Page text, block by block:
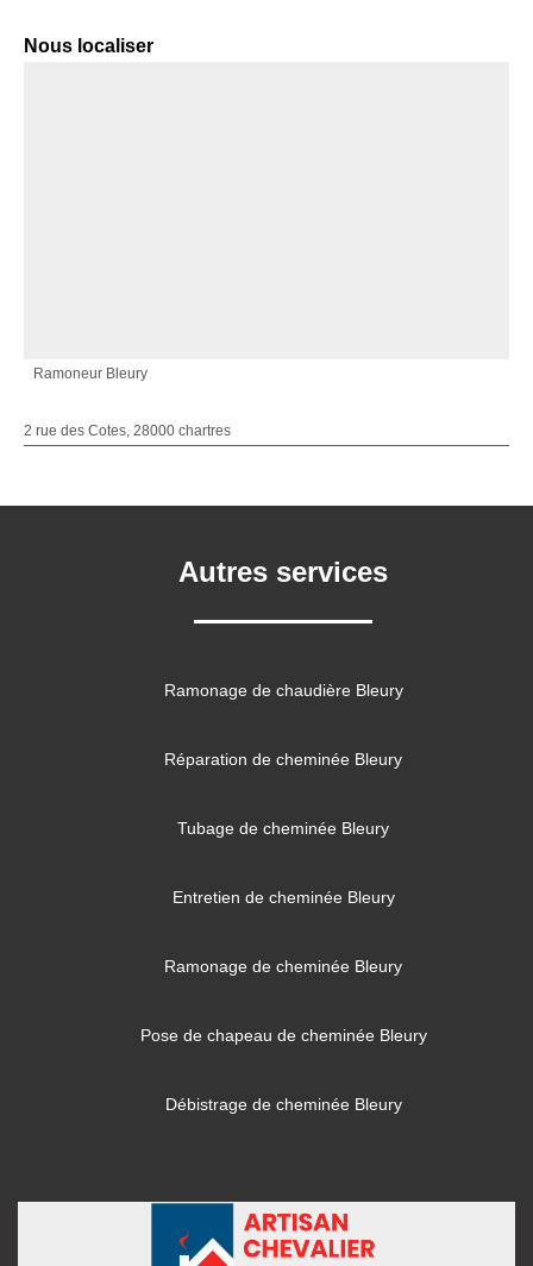
Nous localiser
Ramoneur Bleury
2 rue des Cotes, 28000 chartres
Autres services
Ramonage de chaudière Bleury
Réparation de cheminée Bleury
Tubage de cheminée Bleury
Entretien de cheminée Bleury
Ramonage de cheminée Bleury
Pose de chapeau de cheminée Bleury
Débistrage de cheminée Bleury